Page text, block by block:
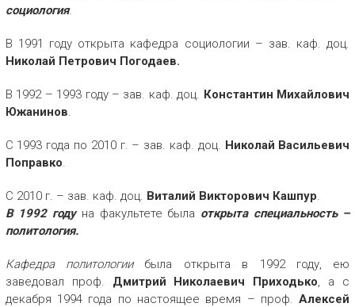
социология.
В 1991 году открыта кафедра социологии – зав. каф. доц.
Николай Петрович Погодаев.
В 1992 – 1993 году – зав. каф. доц. Константин Михайлович
Южанинов.
С 1993 года по 2010 г. – зав. каф. доц. Николай Васильевич
Поправко.
С 2010 г. – зав. каф. доц. Виталий Викторович Кашпур.
В 1992 годуна факультете была открыта специальность –
политология.
Кафедра политологиибыла открыта в 1992 году, ею
заведовал проф. Дмитрий Николаевич Приходько, а с
декабря 1994 года по настоящее время – проф.Алексей